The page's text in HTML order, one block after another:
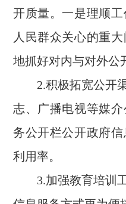
开质量。一是理顺
人民群众关心的重
地抓好对内与对外公
2.积极拓宽公开渠
志、广播电视等媒
务公开栏公开政府
利用率。
3.加强教育培训工